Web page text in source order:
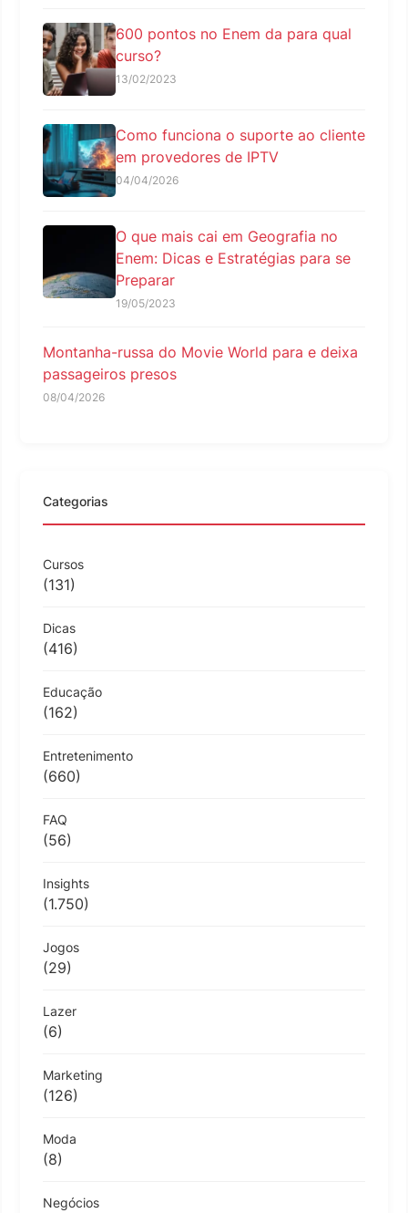
600 pontos no Enem da para qual
curso?
13/02/2023
Como funciona o suporte ao cliente
em provedores de IPTV
04/04/2026
O que mais cai em Geografia no
Enem: Dicas e Estratégias para se
Preparar
19/05/2023
Montanha-russa do Movie World para e deixa
passageiros presos
08/04/2026
Categorias
Cursos
(131)
Dicas
(416)
Educação
(162)
Entretenimento
(660)
FAQ
(56)
Insights
(1.750)
Jogos
(29)
Lazer
(6)
Marketing
(126)
Moda
(8)
Negócios